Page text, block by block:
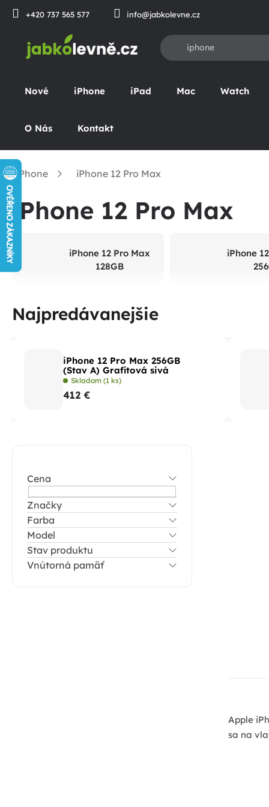
Prejsť
+420 737 565 577 info@jabkolevne.cz
Nové iPhone iPad Mac Watch
O Nás Kontakt
iPhone iPhone 12 Pro Max
iPhone 12 Pro Max
iPhone 12 Pro Max
128GB
iPhone
Najpredávanejšie
iPhone 12 Pro Max 256GB
(Stav A) Grafitová sivá
Skladom(1 ks)
412 €
Cena
Značky
Farba
Model
Stav produktu
Vnútorná pamäť
Apple
sa na